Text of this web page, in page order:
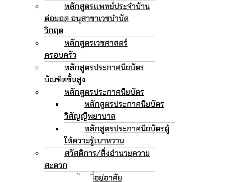
หลักสูตรแพทย์ประจำบ้าน
ต่อยอด อนุสาขาเวชบำบัด
วิกฤต
หลักสูตรเวชศาสตร์
ครอบครัว
หลักสูตรประกาศนียบัตร
บัณฑิตชั้นสูง
หลักสูตรประกาศนียบัตร
หลักสูตรประกาศนียบัตร
วิสัญญีพยาบาล
หลักสูตรประกาศนียบัตรผู้
ให้ความรู้เบาหวาน
สวัสดิการ/สิ่งอำนวยความ
สะดวก
หอพัก/ที่อยู่อาศัย